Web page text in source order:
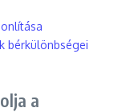
bérkülönbségei
a